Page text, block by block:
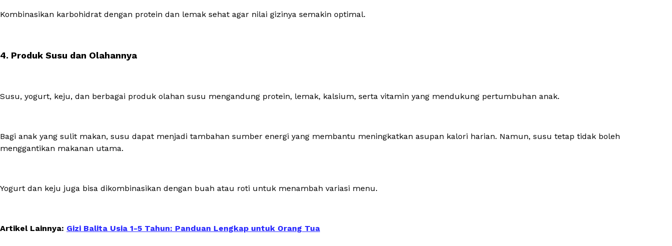
Kombinasikan karbohidrat dengan protein dan lemak sehat agar nilai gizinya semakin optimal.
4. Produk Susu dan Olahannya
Susu, yogurt, keju, dan berbagai produk olahan susu mengandung protein, lemak, kalsium, serta vitamin yang mendukung pertumbuhan anak.
Bagi anak yang sulit makan, susu dapat menjadi tambahan sumber energi yang membantu meningkatkan asupan kalori harian. Namun, susu tetap tidak boleh
menggantikan makanan utama.
Yogurt dan keju juga bisa dikombinasikan dengan buah atau roti untuk menambah variasi menu.
Artikel Lainnya: Gizi Balita Usia 1-5 Tahun: Panduan Lengkap untuk Orang Tua